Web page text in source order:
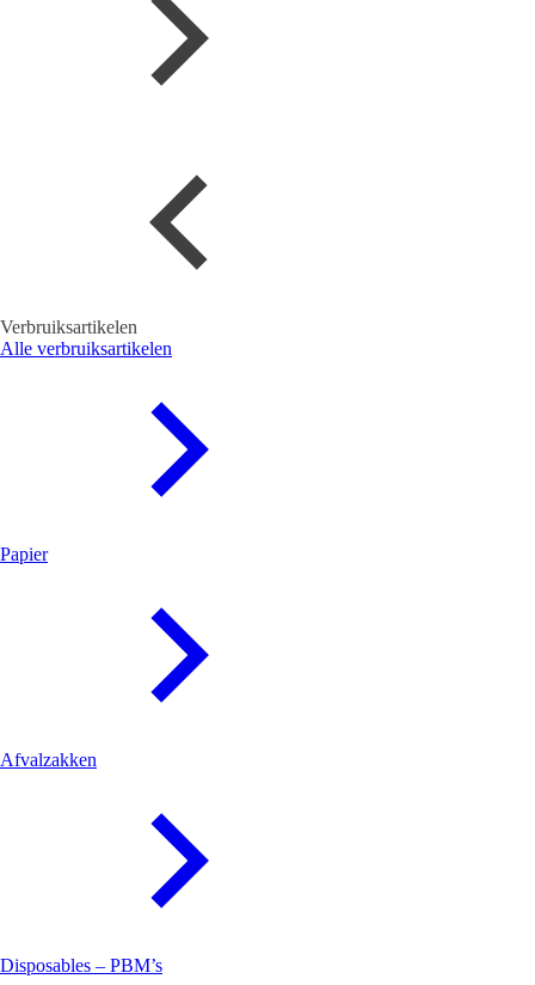
Verbruiksartikelen
Alle verbruiksartikelen
Papier
Afvalzakken
Disposables – PBM’s